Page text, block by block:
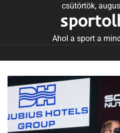
csütörtök,
Ahol a sport a